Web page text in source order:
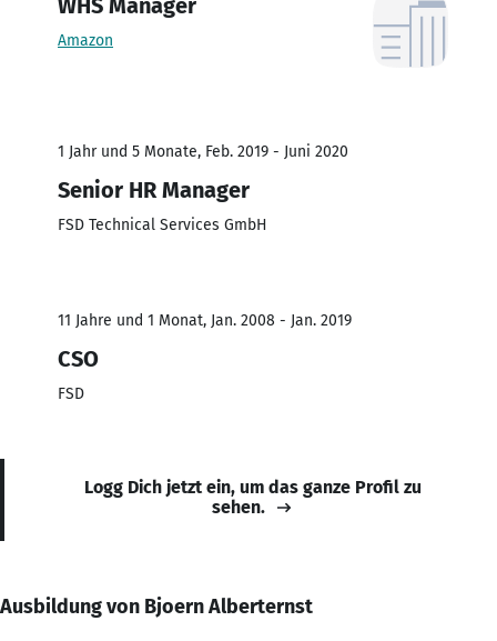
Amazon
1 Jahr und 5 Monate, Feb. 2019 - Juni 2020
Senior HR Manager
FSD Technical Services GmbH
11 Jahre und 1 Monat, Jan. 2008 - Jan. 2019
CSO
FSD
Logg Dich jetzt ein, um das ganze Profil zu
sehen.
Ausbildung von Bjoern Alberternst